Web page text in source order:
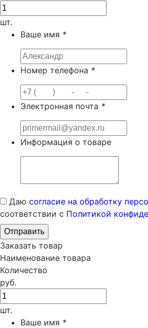
шт.
Ваше имя *
Номер телефона *
Электронная почта *
Информация о товаре
Даю согласие на обработку
соответствии с Политикой
Заказать товар
Наименование товара
Количество
руб.
шт.
Ваше имя *